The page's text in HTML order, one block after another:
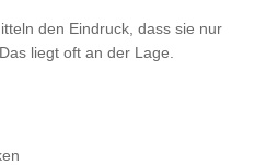
den Eindruck, dass sie nur
liegt oft an der Lage.